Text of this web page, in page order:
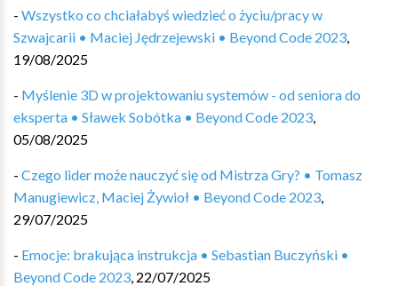
- Wszystko co chciałabyś wiedzieć o życiu/pracy w
Szwajcarii • Maciej Jędrzejewski • Beyond Code 2023,
19/08/2025
- Myślenie 3D w projektowaniu systemów - od seniora do
eksperta • Sławek Sobótka • Beyond Code 2023,
05/08/2025
- Czego lider może nauczyć się od Mistrza Gry? • Tomasz
Manugiewicz, Maciej Żywioł • Beyond Code 2023,
29/07/2025
- Emocje: brakująca instrukcja • Sebastian Buczyński •
Beyond Code 2023, 22/07/2025